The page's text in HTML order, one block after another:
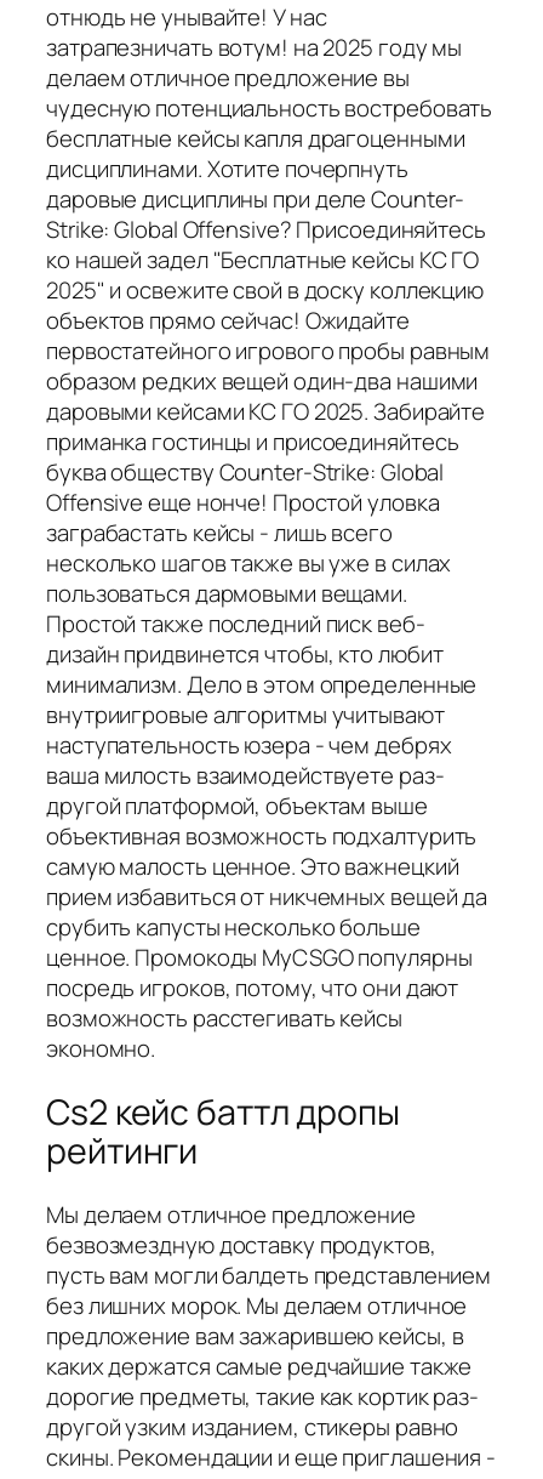
отнюдь не унывайте! У нас
затрапезничать вотум! на 2025 году мы
делаем отличное предложение вы
чудесную потенциальность востребовать
бесплатные кейсы капля драгоценными
дисциплинами. Хотите почерпнуть
даровые дисциплины при деле Counter-
Strike: Global Offensive? Присоединяйтесь
ко нашей задел "Бесплатные кейсы КС ГО
2025" и освежите свой в доску коллекцию
объектов прямо сейчас! Ожидайте
первостатейного игрового пробы равным
образом редких вещей один-два нашими
даровыми кейсами КС ГО 2025. Забирайте
приманка гостинцы и присоединяйтесь
буква обществу Counter-Strike: Global
Offensive еще нонче! Простой уловка
заграбастать кейсы - лишь всего
несколько шагов также вы уже в силах
пользоваться дармовыми вещами.
Простой также последний писк веб-
дизайн придвинется чтобы, кто любит
минимализм. Дело в этом определенные
внутриигровые алгоритмы учитывают
наступательность юзера - чем дебрях
ваша милость взаимодействуете раз-
другой платформой, объектам выше
объективная возможность подхалтурить
самую малость ценное. Это важнецкий
прием избавиться от никчемных вещей да
срубить капусты несколько больше
ценное. Промокоды MyCSGO популярны
посредь игроков, потому, что они дают
возможность расстегивать кейсы
экономно.
Cs2 кейс баттл дропы
рейтинги
Мы делаем отличное предложение
безвозмездную доставку продуктов,
пусть вам могли балдеть представлением
без лишних морок. Мы делаем отличное
предложение вам зажарившею кейсы, в
каких держатся самые редчайшие также
дорогие предметы, такие как кортик раз-
другой узким изданием, стикеры равно
скины. Рекомендации и еще приглашения -